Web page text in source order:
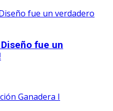
fue un